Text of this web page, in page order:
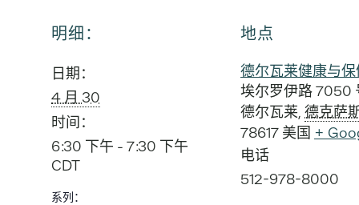
明细：
日期：
4 月 30
时间：
6:30 下午 - 7:30 下午
CDT
系列：
地点
德尔瓦莱健康与
埃尔罗伊路 7050
德尔瓦莱 德克萨
78617 美国 +
电话
512-978-8000